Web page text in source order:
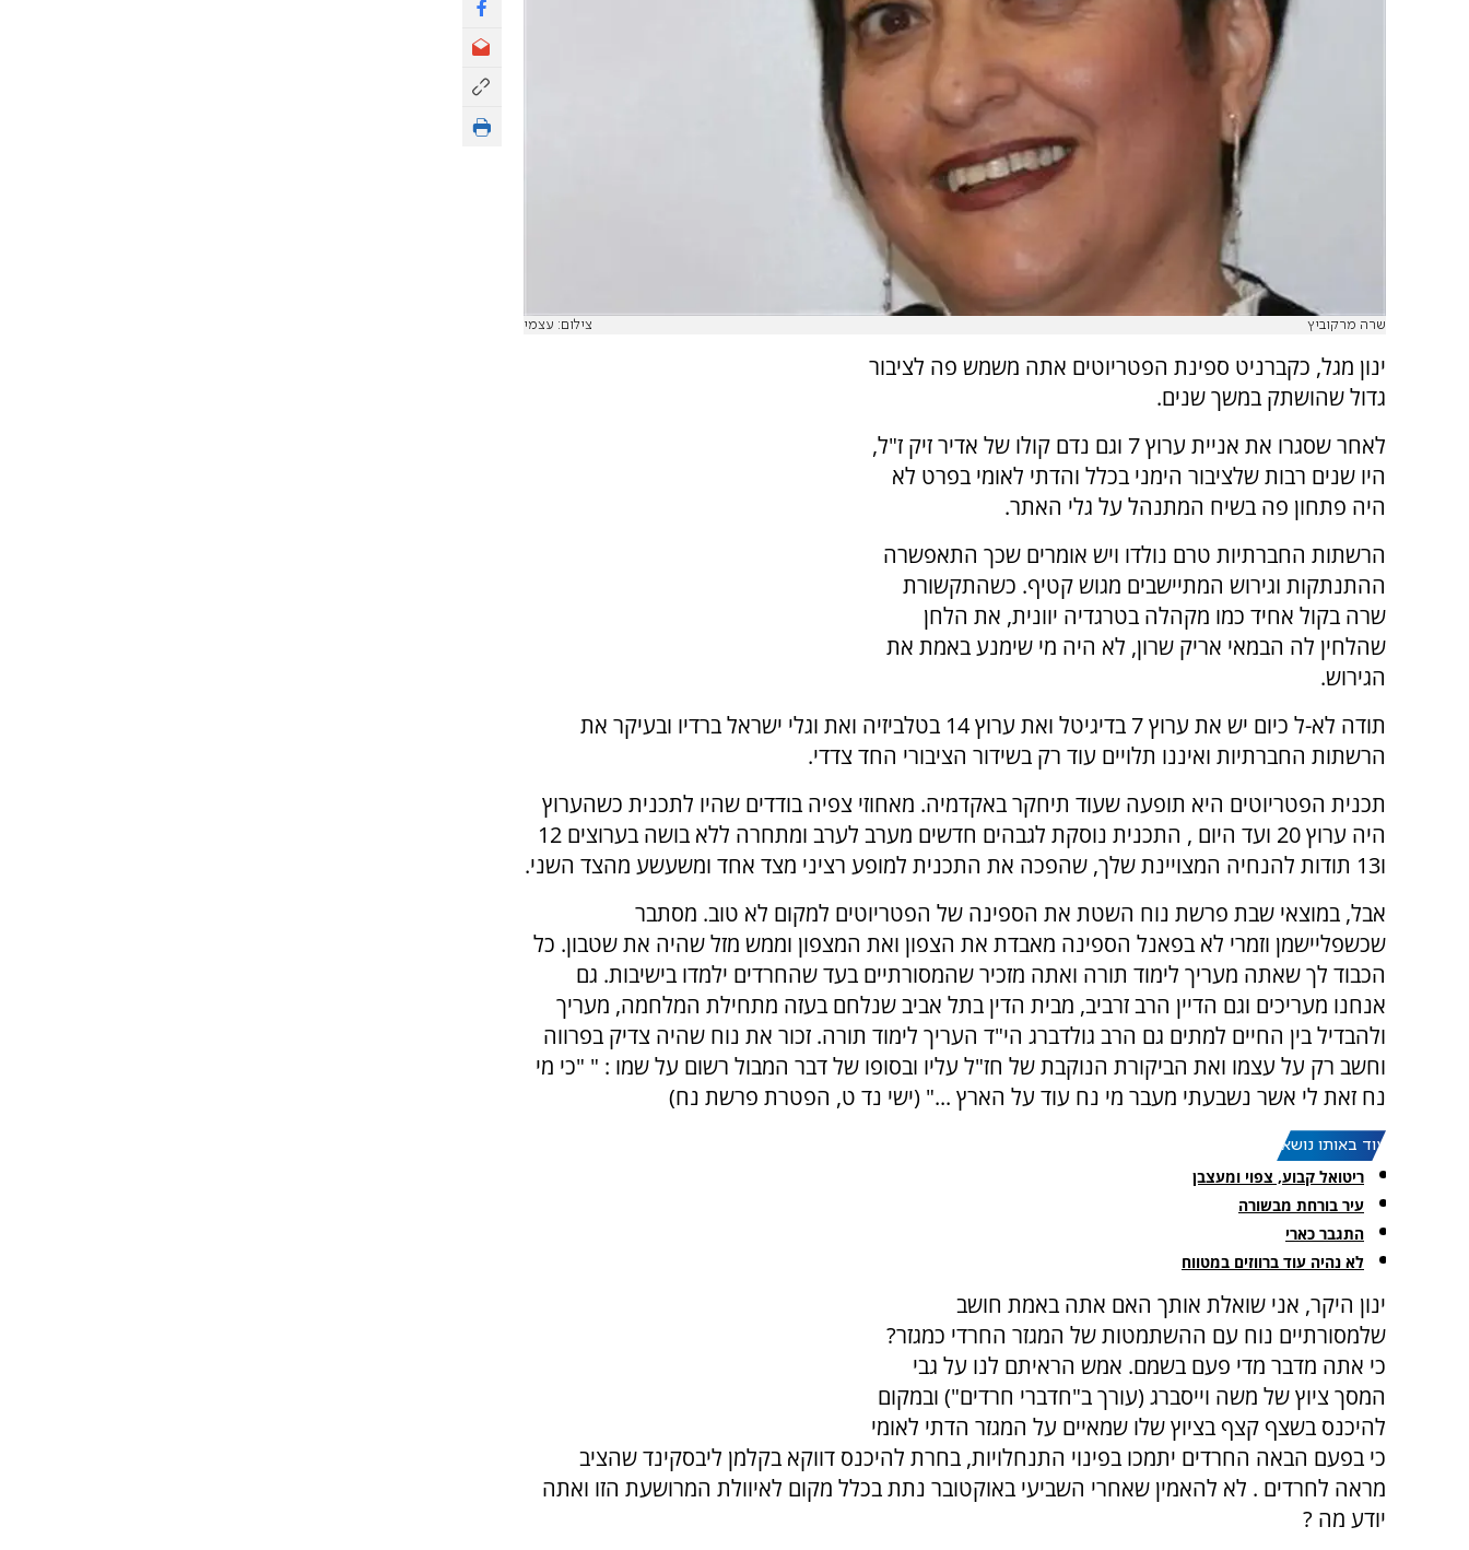
שרה מרקוביץ צילום: עצמי
ינון מגל, כקברניט ספינת הפטריוטים אתה משמש פה לציבור
גדול שהושתק במשך שנים.
לאחר שסגרו את אניית ערוץ 7 וגם נדם קולו של אדיר זיק ז"ל,
היו שנים רבות שלציבור הימני בכלל והדתי לאומי בפרט לא
היה פתחון פה בשיח המתנהל על גלי האתר.
הרשתות החברתיות טרם נולדו ויש אומרים שכך התאפשרה
ההתנתקות וגירוש המתיישבים מגוש קטיף. כשהתקשורת
שרה בקול אחיד כמו מקהלה בטרגדיה יוונית, את הלחן
שהלחין לה הבמאי אריק שרון, לא היה מי שימנע באמת את
הגירוש.
תודה לא-ל כיום יש את ערוץ 7 בדיגיטל ואת ערוץ 14 בטלביזיה ואת וגלי ישראל ברדיו ובעיקר את
הרשתות החברתיות ואיננו תלויים עוד רק בשידור הציבורי החד צדדי.
תכנית הפטריוטים היא תופעה שעוד תיחקר באקדמיה. מאחוזי צפיה בודדים שהיו לתכנית כשהערוץ
היה ערוץ 20 ועד היום , התכנית נוסקת לגבהים חדשים מערב לערב ומתחרה ללא בושה בערוצים 12
ו13 תודות להנחיה המצויינת שלך, שהפכה את התכנית למופע רציני מצד אחד ומשעשע מהצד השני.
אבל, במוצאי שבת פרשת נוח השטת את הספינה של הפטריוטים למקום לא טוב. מסתבר
שכשפליישמן וזמרי לא בפאנל הספינה מאבדת את הצפון ואת המצפון וממש מזל שהיה את שטבון. כל
הכבוד לך שאתה מעריך לימוד תורה ואתה מזכיר שהמסורתיים בעד שהחרדים ילמדו בישיבות. גם
אנחנו מעריכים וגם הדיין הרב זרביב, מבית הדין בתל אביב שנלחם בעזה מתחילת המלחמה, מעריך
ולהבדיל בין החיים למתים גם הרב גולדברג הי"ד העריך לימוד תורה. זכור את נוח שהיה צדיק בפרווה
וחשב רק על עצמו ואת הביקורת הנוקבת של חז"ל עליו ובסופו של דבר המבול רשום על שמו : " "כי מי
נח זאת לי אשר נשבעתי מעבר מי נח עוד על הארץ ..." (ישי נד ט, הפטרת פרשת נח)
עוד באותו נושא:
ריטואל קבוע, צפוי ומעצבן
עיר בורחת מבשורה
התגבר כארי
לא נהיה עוד ברווזים במטווח
ינון היקר, אני שואלת אותך האם אתה באמת חושב
שלמסורתיים נוח עם ההשתמטות של המגזר החרדי כמגזר?
כי אתה מדבר מדי פעם בשמם. אמש הראיתם לנו על גבי
המסך ציוץ של משה וייסברג (עורך ב"חדברי חרדים") ובמקום
להיכנס בשצף קצף בציוץ שלו שמאיים על המגזר הדתי לאומי
כי בפעם הבאה החרדים יתמכו בפינוי התנחלויות, בחרת להיכנס דווקא בקלמן ליבסקינד שהציב
מראה לחרדים . לא להאמין שאחרי השביעי באוקטובר נתת בכלל מקום לאיוולת המרושעת הזו ואתה
יודע מה ?